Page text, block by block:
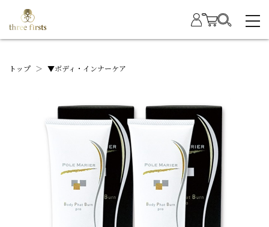
トップ ＞ ▼ボディ・インナーケア